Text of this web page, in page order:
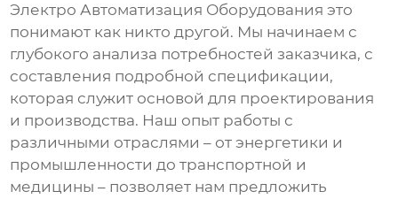
Электро Автоматизация Оборудования это
понимают как никто другой. Мы начинаем с
глубокого анализа потребностей заказчика, с
составления подробной спецификации,
которая служит основой для проектирования
и производства. Наш опыт работы с
различными отраслями – от энергетики и
промышленности до транспортной и
медицины – позволяет нам предложить